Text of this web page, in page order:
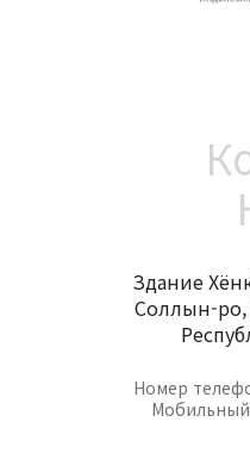
Здание
Соллын-ро,
Номер